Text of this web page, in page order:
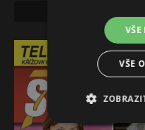
VŠE
VŠE